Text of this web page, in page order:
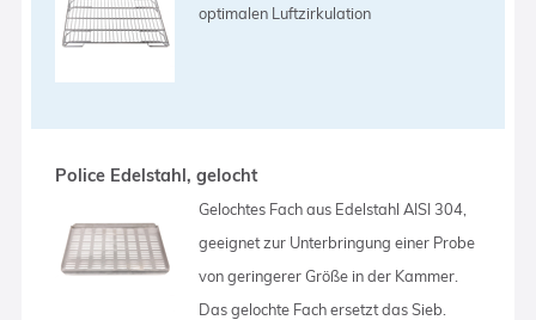
optimalen Luftzirkulation
Police Edelstahl, gelocht
Gelochtes Fach aus Edelstahl AISI 304,
geeignet zur Unterbringung einer Probe
von geringerer Größe in der Kammer.
Das gelochte Fach ersetzt das Sieb.